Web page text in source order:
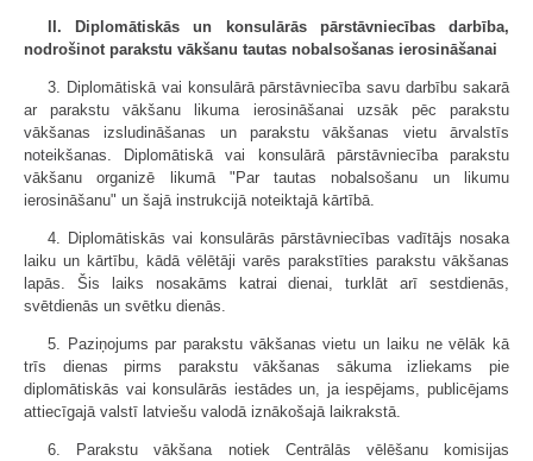
II. Diplomātiskās un konsulārās pārstāvniecības darbība,
nodrošinot parakstu vākšanu tautas nobalsošanas ierosināšanai
3. Diplomātiskā vai konsulārā pārstāvniecība savu darbību sakarā
ar parakstu vākšanu likuma ierosināšanai uzsāk pēc parakstu
vākšanas izsludināšanas un parakstu vākšanas vietu ārvalstīs
noteikšanas. Diplomātiskā vai konsulārā pārstāvniecība parakstu
vākšanu organizē likumā "Par tautas nobalsošanu un likumu
ierosināšanu" un šajā instrukcijā noteiktajā kārtībā.
4. Diplomātiskās vai konsulārās pārstāvniecības vadītājs nosaka
laiku un kārtību, kādā vēlētāji varēs parakstīties parakstu vākšanas
lapās. Šis laiks nosakāms katrai dienai, turklāt arī sestdienās,
svētdienās un svētku dienās.
5. Paziņojums par parakstu vākšanas vietu un laiku ne vēlāk kā
trīs dienas pirms parakstu vākšanas sākuma izliekams pie
diplomātiskās vai konsulārās iestādes un, ja iespējams, publicējams
attiecīgajā valstī latviešu valodā iznākošajā laikrakstā.
6. Parakstu vākšana notiek Centrālās vēlēšanu komisijas